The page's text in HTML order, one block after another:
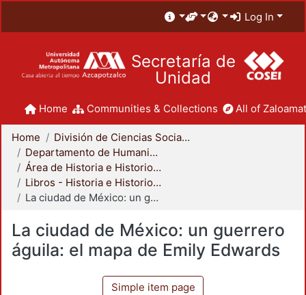
Log In
Secretaría de
Unidad
Home Communities & Collections All of
Home
División de Ciencias Sociales y Humanidades
Departamento de Humanidades
Área de Historia e Historiografía
Libros - Historia e Historiografía
La ciudad de México: un guerrero águila: el mapa de Emily Edwards
La ciudad de México: un guerrero
águila: el mapa de Emily Edwards
Simple item page